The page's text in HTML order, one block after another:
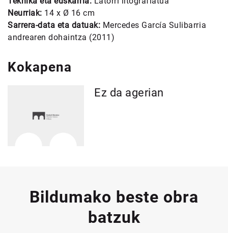
Neurriak: 14 x Ø 16 cm
Sarrera-data eta datuak: Mercedes García Sulibarria
andrearen dohaintza (2011)
Kokapena
Ez da agerian
Bildumako beste obra
batzuk